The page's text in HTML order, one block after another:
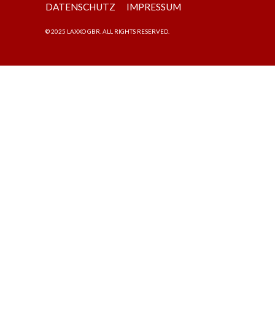
DATENSCHUTZ
IMPRESSUM
©2025 LAXXO GBR. ALL RIGHTS RESERVED.